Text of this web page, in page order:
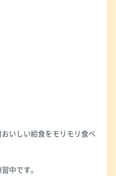
いしい給食をモリモリ食べ
中です。